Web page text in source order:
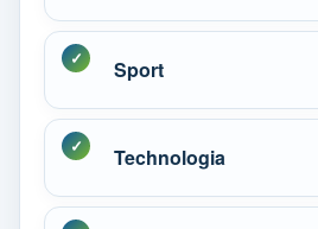
Sport
Technologia